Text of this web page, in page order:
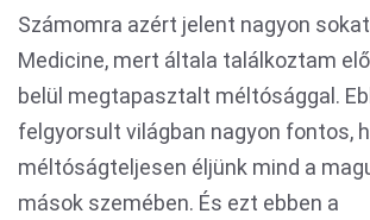
Számomra azért jelent nagyon
Medicine, mert általa találkoztam
belül megtapasztalt méltósággal.
felgyorsult világban nagyon fontos,
méltóságteljesen éljünk mind a
mások szemében. És ezt ebben a